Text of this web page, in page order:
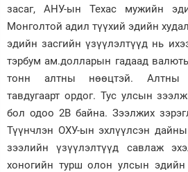
засаг, АНУ-ын Техас мужийн
Монголтой адил түүхий эдийн
эдийн засгийн үзүүлэлтүүд нь
тэрбум ам.долларын гадаад
тонн алтны нөөцтэй. Алтны
тавдугаарт ордог. Тус улсын
бол одоо 2В байна. Зээлжих
Түүнчлэн ОХУ-ын эхлүүлсэн
зээлийн үзүүлэлтүүд савлаж
хоногийн турш олон улсын